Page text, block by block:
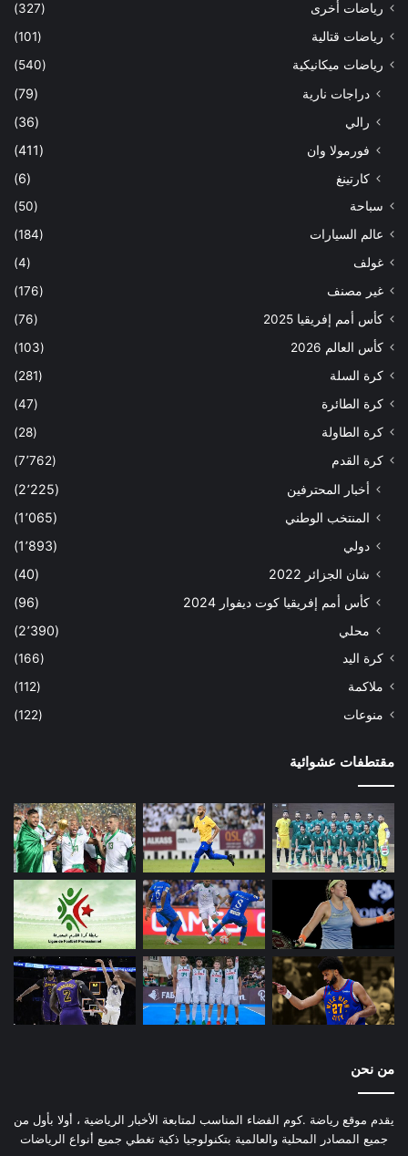
رياضات أخرى
(327)
رياضات قتالية
(101)
رياضات ميكانيكية
(540)
دراجات نارية
(79)
رالي
(36)
فورمولا وان
(411)
كارتينغ
(6)
سباحة
(50)
عالم السيارات
(184)
غولف
(4)
غير مصنف
(176)
كأس أمم إفريقيا 2025
(76)
كأس العالم 2026
(103)
كرة السلة
(281)
كرة الطائرة
(47)
كرة الطاولة
(28)
كرة القدم
(7٬762)
أخبار المحترفين
(2٬225)
المنتخب الوطني
(1٬065)
دولي
(1٬893)
شان الجزائر 2022
(40)
كأس أمم إفريقيا كوت ديفوار 2024
(96)
محلي
(2٬390)
كرة اليد
(166)
ملاكمة
(112)
منوعات
(122)
مقتطفات عشوائية
من نحن
يقدم موقع رياضة .كوم الفضاء المناسب لمتابعة الأخبار الرياضية ، أولا بأول من
جميع المصادر المحلية والعالمية بتكنولوجيا ذكية تغطي جميع أنواع الرياضات